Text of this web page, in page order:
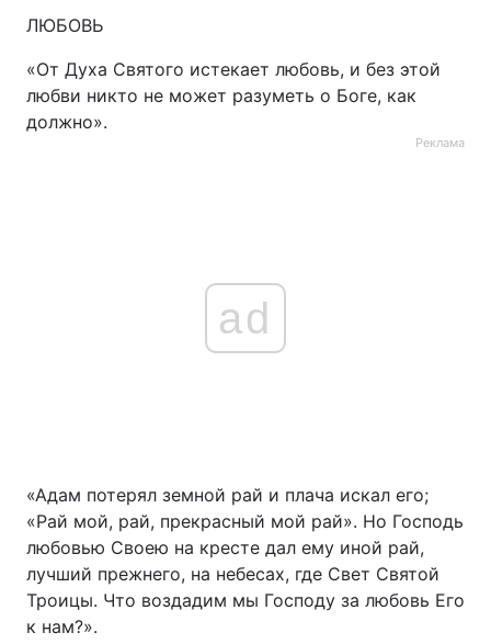
ЛЮБОВЬ
«От Духа Святого истекает любовь, и без этой
любви никто не может разуметь о Боге, как
должно».
Реклама
ad
«Адам потерял земной рай и плача искал его;
«Рай мой, рай, прекрасный мой рай». Но Господь
любовью Своею на кресте дал ему иной рай,
лучший прежнего, на небесах, где Свет Святой
Троицы. Что воздадим мы Господу за любовь Его
к нам?».